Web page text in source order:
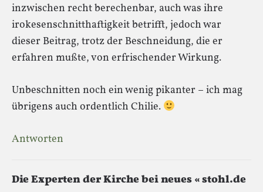
inzwischen recht berechenbar, auch was ihre
irokesenschnitthaftigkeit betrifft, jedoch war
dieser Beitrag, trotz der Beschneidung, die er
erfahren mußte, von erfrischender Wirkung.
Unbeschnitten noch ein wenig pikanter – ich mag
übrigens auch ordentlich Chilie.
Antworten
Die Experten der Kirche bei neues « stohl.de